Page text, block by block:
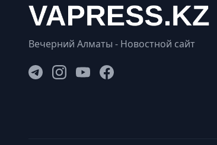
Вечерний Алматы - Новостной сайт